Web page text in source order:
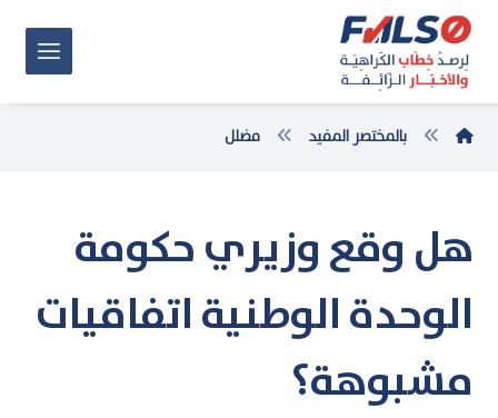
بالمختصر المفيد مضلل
هل وقع وزيري حكومة
الوحدة الوطنية اتفاقيات
مشبوهة؟